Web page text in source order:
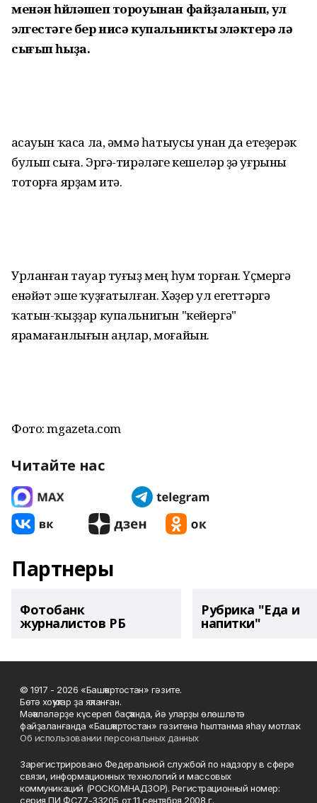
менән һөйләшеп тороуынан файҙаланып, ул
элгестәге бер нисә купальникты эләктерә лә
сығып һыҙа.
Ҡасауын ҡаса ла, әммә һатыусы унан да етеҙерәк
булып сыға. Эргә-тирәләге кешеләр ҙә уғрыны
тоторға ярҙам итә.
Урланған тауар туғыҙ мең һум торған. Үҫмергә
енәйәт эше ҡуҙғатылған. Хәҙер ул егеттәргә
ҡатын-ҡыҙҙар купальнигын "кейергә"
ярамағанлығын аңлар, моғайын.
Фото: mgazeta.com
Читайте нас
Партнеры
Фотобанк
журналистов РБ
Рубрика "Еда и
напитки"
© 1917 - 2026 «Башҡортостан» гәзите.
Бөтә хоҡуҡтар ҙа яҡланған.
Мәҡәләләрҙе күсереп баҫҡанда, йә уларҙы өлөшләтә
файҙаланғанда «Башҡортостан» гәзитенә һылтанма яһау мотлаҡ.
Об использовании персональных данных
Зарегистрировано Федеральной службой по надзору в сфере
связи, информационных технологий и массовых
коммуникаций (РОСКОМНАДЗОР). Регистрационный номер:
серия ПИ ФС77-33205 от 11 сентября 2008 г.